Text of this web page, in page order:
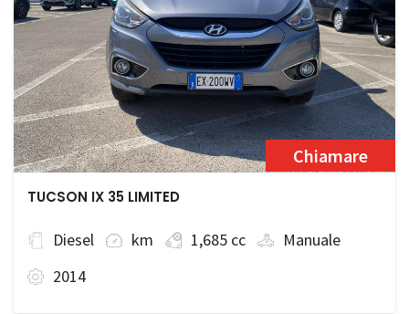
Chiamare
TUCSON IX 35 LIMITED
Diesel km 1,685 cc
Manuale
2014